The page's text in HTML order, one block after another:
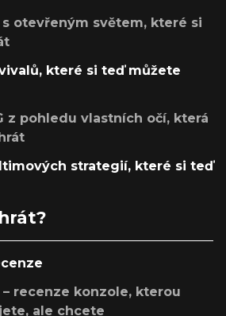
otevřeným světem, které si
které si teď můžete
z pohledu vlastních očí, která
strategií, které si teď
– recenze konzole, kterou
ale chcete